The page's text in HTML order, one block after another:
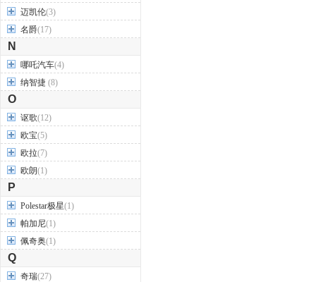
迈凯伦(3)
名爵(17)
N
哪吒汽车(4)
纳智捷 (8)
O
讴歌(12)
欧宝(5)
欧拉(7)
欧朗(1)
P
Polestar极星(1)
帕加尼(1)
佩奇奥(1)
Q
奇瑞(27)